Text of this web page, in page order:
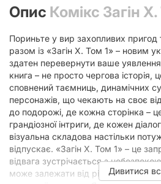
Опис Комікс Загін
Пориньте у вир захопливих пригод
разом із «Загін Х. Том 1» – новим
здатен перевернути ваше
книга – не просто чергова історія,
сповнений таємниць, динамічних
персонажів, що чекають на своє
до подорожі, де кожна сторінка –
грандіозної інтриги, де кожен
візуальна складова настільки
відпускає. «Загін Х. Том 1» – це
відвага зустрічається з
може залежати від рішеньДивитися